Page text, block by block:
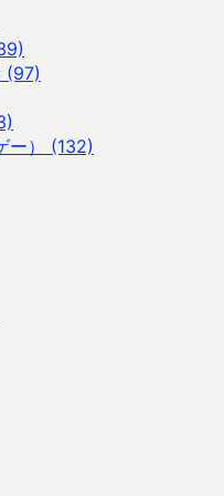
(97)
ー） (132)